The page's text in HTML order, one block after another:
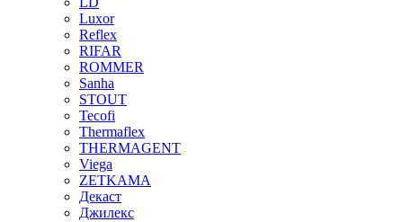
Luxor
Reflex
RIFAR
ROMMER
Sanha
STOUT
Tecofi
Thermaflex
THERMAGENT
Viega
ZETKAMA
Декаст
Джилекс